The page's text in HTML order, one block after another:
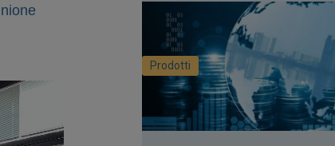
Prodotti